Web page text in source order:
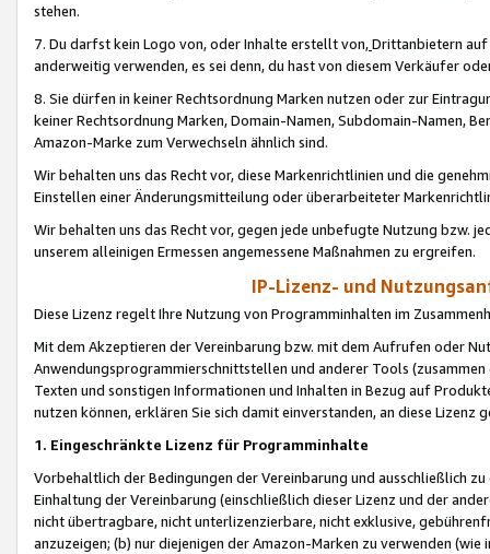
stehen.
7. Du darfst kein Logo von, oder Inhalte erstellt von,Drittanbietern auf
anderweitig verwenden, es sei denn, du hast von diesem Verkäufer
8. Sie dürfen in keiner Rechtsordnung Marken nutzen oder zur
keiner Rechtsordnung Marken, Domain-Namen, Subdomain-Namen,
Amazon-Marke zum Verwechseln ähnlich sind.
Wir behalten uns das Recht vor, diese Markenrichtlinien und die
Einstellen einer Änderungsmitteilung oder überarbeiteter
Wir behalten uns das Recht vor, gegen jede unbefugte Nutzung bzw.
unserem alleinigen Ermessen angemessene Maßnahmen zu ergreifen.
IP-Lizenz- und
Diese Lizenz regelt Ihre Nutzung von Programminhalten im
Mit dem Akzeptieren der Vereinbarung bzw. mit dem Aufrufen oder
Anwendungsprogrammierschnittstellen und anderer Tools (zusammen
Texten und sonstigen Informationen und Inhalten in Bezug auf
nutzen können, erklären Sie sich damit einverstanden, an diese Lizenz
1. Eingeschränkte Lizenz für Programminhalte
Vorbehaltlich der Bedingungen der Vereinbarung und ausschließlich
Einhaltung der Vereinbarung (einschließlich dieser Lizenz und der
nicht übertragbare, nicht unterlizenzierbare, nicht exklusive,
anzuzeigen; (b) nur diejenigen der Amazon-Marken zu verwenden